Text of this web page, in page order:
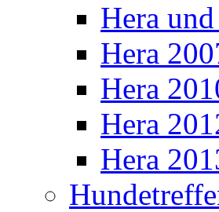
Hera
Hera
Hera
Hera
Hera